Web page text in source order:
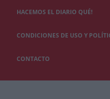
HACEMOS EL DIARIO QUÉ!
CONDICIONES DE USO Y
CONTACTO